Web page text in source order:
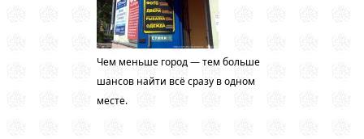
Чем меньше город — тем больше
шансов найти всё сразу в одном
месте.